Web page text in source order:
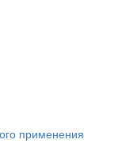
применения